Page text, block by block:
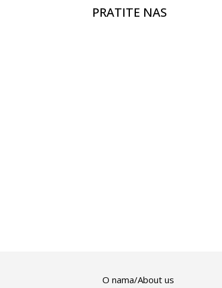
PRATITE NAS
O nama/About us